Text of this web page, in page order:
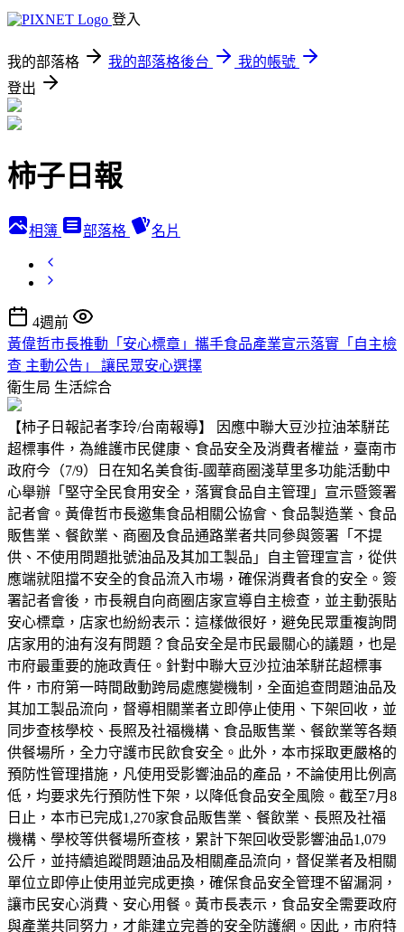
登入
我的部落格 我的部落格後台
我的帳號
登出
柿子日報
相簿 部落格 名片
4週前
黃偉哲市長推動「安心標章」攜手食品產業宣示落實「自主檢
查 主動公告」 讓民眾安心選擇
衛生局 生活綜合
【柿子日報記者李玲/台南報導】 因應中聯大豆沙拉油苯駢芘
超標事件，為維護市民健康、食品安全及消費者權益，臺南市
政府今（7/9）日在知名美食街-國華商圈淺草里多功能活動中
心舉辦「堅守全民食用安全，落實食品自主管理」宣示暨簽署
記者會。黃偉哲市長邀集食品相關公協會、食品製造業、食品
販售業、餐飲業、商圈及食品通路業者共同參與簽署「不提
供、不使用問題批號油品及其加工製品」自主管理宣言，從供
應端就阻擋不安全的食品流入市場，確保消費者食的安全。簽
署記者會後，市長親自向商圈店家宣導自主檢查，並主動張貼
安心標章，店家也紛紛表示：這樣做很好，避免民眾重複詢問
店家用的油有沒有問題？食品安全是市民最關心的議題，也是
市府最重要的施政責任。針對中聯大豆沙拉油苯駢芘超標事
件，市府第一時間啟動跨局處應變機制，全面追查問題油品及
其加工製品流向，督導相關業者立即停止使用、下架回收，並
同步查核學校、長照及社福機構、食品販售業、餐飲業等各類
供餐場所，全力守護市民飲食安全。此外，本市採取更嚴格的
預防性管理措施，凡使用受影響油品的產品，不論使用比例高
低，均要求先行預防性下架，以降低食品安全風險。截至7月8
日止，本市已完成1,270家食品販售業、餐飲業、長照及社福
機構、學校等供餐場所查核，累計下架回收受影響油品1,079
公斤，並持續追蹤問題油品及相關產品流向，督促業者及相關
單位立即停止使用並完成更換，確保食品安全管理不留漏洞，
讓市民安心消費、安心用餐。黃市長表示，食品安全需要政府
與產業共同努力，才能建立完善的安全防護網。因此，市府特